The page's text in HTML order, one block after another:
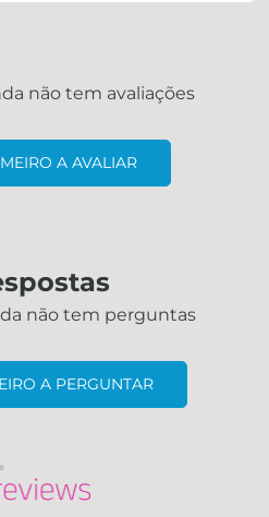
não tem avaliações
A AVALIAR
não tem perguntas
A PERGUNTAR